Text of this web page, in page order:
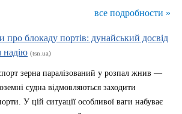
все подробности »
блокаду портів: дунайський досвід
надію (tsn.ua)
зерна паралізований у розпал жнив —
судна відмовляються заходити
У цій ситуації особливої ваги набуває